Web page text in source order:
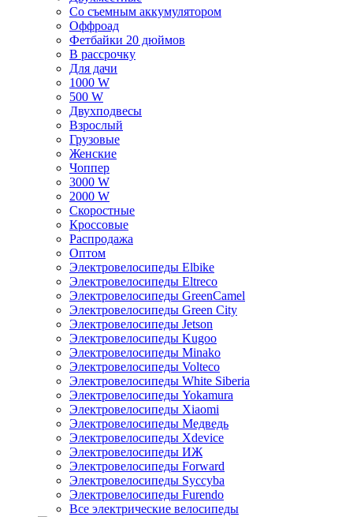
Со съемным аккумулятором
Оффроад
Фетбайки 20 дюймов
В рассрочку
Для дачи
1000 W
500 W
Двухподвесы
Взрослый
Грузовые
Женские
Чоппер
3000 W
2000 W
Скоростные
Кроссовые
Распродажа
Оптом
Электровелосипеды Elbike
Электровелосипеды Eltreco
Электровелосипеды GreenCamel
Электровелосипеды Green City
Электровелосипеды Jetson
Электровелосипеды Kugoo
Электровелосипеды Minako
Электровелосипеды Volteco
Электровелосипеды White Siberia
Электровелосипеды Yokamura
Электровелосипеды Xiaomi
Электровелосипеды Медведь
Электровелосипеды Xdevice
Электровелосипеды ИЖ
Электровелосипеды Forward
Электровелосипеды Syccyba
Электровелосипеды Furendo
Все электрические велосипеды